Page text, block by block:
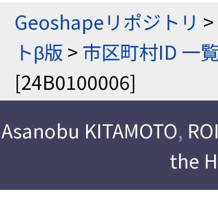
Geoshapeリポジトリ >
トβ版 > 市区町村ID 一
[24B0100006]
Asanobu KITAMOTO,
the